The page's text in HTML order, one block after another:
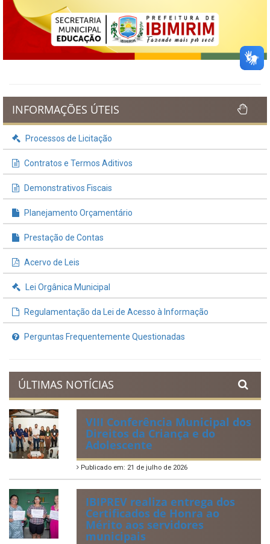
INFORMAÇÕES ÚTEIS
Processos de Licitação
Contratos e Termos Aditivos
Demonstrativos Fiscais
Planejamento Orçamentário
Prestação de Contas
Acervo de Leis
Lei Orgânica Municipal
Regulamentação da Lei de Acesso à Informação
Perguntas Frequentemente Questionadas
ÚLTIMAS NOTÍCIAS
VIII Conferência Municipal dos
Direitos da Criança e do
Adolescente
Publicado em: 21 de julho de 2026
IBIPREV realiza entrega dos
Certificados de Honra ao
Mérito aos servidores
municipais